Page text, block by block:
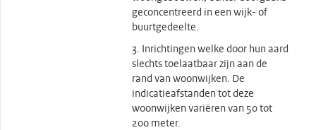
geconcentreerd in een wijk- of
buurtgedeelte.
3. Inrichtingen welke door hun aard
slechts toelaatbaar zijn aan de
rand van woonwijken. De
indicatieafstanden tot deze
woonwijken variëren van 50 tot
200 meter.